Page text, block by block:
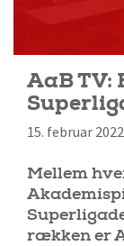
AaB TV:
15. februar
Mellem
rækken er